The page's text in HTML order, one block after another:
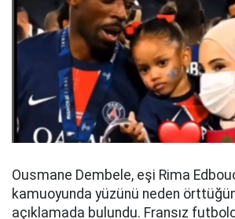
Ousmane Dembele, eşi Rima
kamuoyunda yüzünü neden
açıklamada bulundu. Fransız